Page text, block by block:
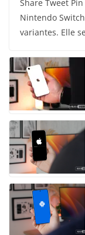
Share Tweet
Nintendo
variantes. Elle se